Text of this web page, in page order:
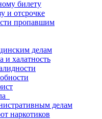
билету
и отсрочке
пропавшим
делам
и халатность
делам
наркотиков